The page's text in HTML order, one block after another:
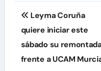
Navegación
de
entradas
Leyma Coruña
quiere iniciar este
sábado su
frente a UCAM